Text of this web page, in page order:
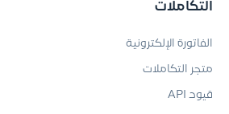
التكاملات
الفاتورة الإلكترونية
متجر التكاملات
قيود API